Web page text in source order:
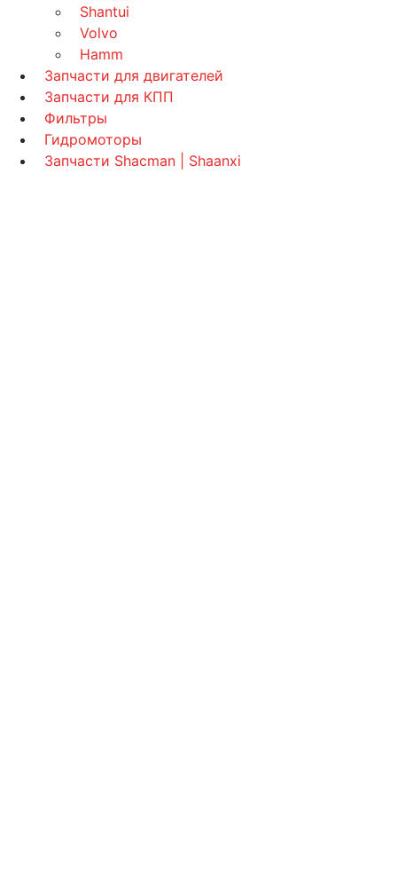
Shantui
Volvo
Hamm
Запчасти для двигателей
Запчасти для КПП
Фильтры
Гидромоторы
Запчасти Shacman | Shaanxi